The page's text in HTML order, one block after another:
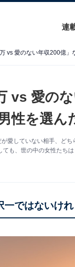
連
vs 愛のない年収200億
vs 愛の
性を選ん
愛していない相手、ど
も、世の中の女性たち
一ではないけ